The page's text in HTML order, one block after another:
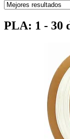
PLA: 1 - 30